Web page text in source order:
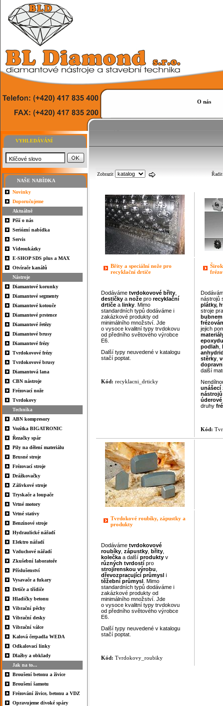
O nás
VYHLEDÁVÁNÍ
NAŠE NABÍDKA
Novinky
Doporučujeme
Aktuálně
Píší o nás
Seriózní nabídka
Servis
Videoukázky
E-SHOP SDS plus a MAX
Otvírače kanálů
Nástroje
Diamantové korunky
Diamantové segmenty
Diamantové kotouče
Diamantové prstence
Diamantové řetězy
Diamantové brusy
Diamantové frézy
Tvrdokovové frézy
Tvrdokovové brusy
Diamantová lana
CBN nástroje
Frézovací nože
Tvrdokovy
Technika
ABN kompresory
Vozítka BIGATRONIC
Řezačky spár
Pily na dělení materiálu
Brusné stroje
Frézovací stroje
Drážkovačky
Zálivkové stroje
Tryskače a loupače
Vrtné motory
Vrtné stativy
Benzínové stroje
Hydraulické nářadí
Elektro nářadí
Vzduchové nářadí
Zkušební laboratoře
Příslušenství
Vysavače a fukary
Drtiče a třídiče
Hladičky betonu
Vibrační pěchy
Vibrační desky
Vibrační válce
Kalová čerpadla WEDA
Odkalovací linky
Dlažby a obklady
Jak na to...
Broušení betonu a živice
Broušení šamotu
Frézování živice, betonu a VDZ
Opravujeme divoké spáry
Zobrazit
Břity a speciální nože pro
recyklační drtiče
Dodáváme tvrdokovové břity
destičky a nože pro recyklační
drtiče a linky . Mimo
standardních typů dodáváme i
zakázkové produkty od
minimálního množství. Jde
o vysoce kvalitní typy trvdokovu
od předního světového výrobce
E6.
Další typy neuvedené v katalogu
stačí poptat.
Kód: recyklacni_drticky
nástrojů
plátky,
stroje
bubnem
jejich
epoxydu
podlah
stěrky
další
unášecí
nástrojů
úderové
druhy
Kód:
Tvrdokové roubíky, zápustky a
produkty
Dodáváme tvrdokovové
roubíky zápustky břity
kolečka a další produkty v
různých tvrdostí pro
strojírenskou výrobu
dřevozpracující průmysl i
těžební průmysl . Mimo
standardních typů dodáváme i
zakázkové produkty od
minimálního množství. Jde
o vysoce kvalitní typy trvdokovu
od předního světového výrobce
E6.
Další typy neuvedené v katalogu
stačí poptat.
Kód: Tvrdokovy_roubiky